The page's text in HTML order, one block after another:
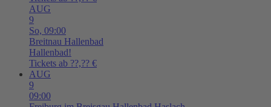
AUG
9
So, 09:00
Breitnau Hallenbad
Hallenbad!
Tickets ab ??,?? €
AUG
9
09:00